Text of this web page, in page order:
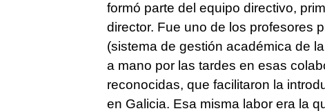
formó parte del equipo directivo,
director. Fue uno de los profesores
(sistema de gestión académica de
a mano por las tardes en esas
reconocidas, que facilitaron la
en Galicia. Esa misma labor era la